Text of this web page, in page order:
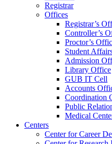
Registrar
Offices
Registrar’s
Controller’s
Proctor’s
Student
Admission
Library Office
GUB IT Cell
Accounts
Coordination
Public
Medical
Centers
Center for Career